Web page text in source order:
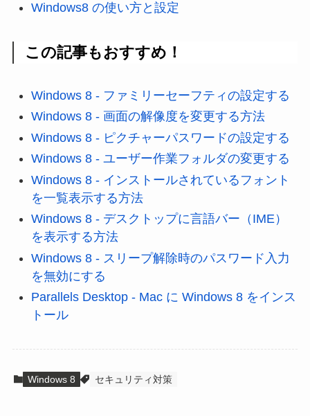
Windows8 の使い方と設定
この記事もおすすめ！
Windows 8 - ファミリーセーフティの設定する
Windows 8 - 画面の解像度を変更する方法
Windows 8 - ピクチャーパスワードの設定する
Windows 8 - ユーザー作業フォルダの変更する
Windows 8 - インストールされているフォント
を一覧表示する方法
Windows 8 - デスクトップに言語バー（IME）
を表示する方法
Windows 8 - スリープ解除時のパスワード入力
を無効にする
Parallels Desktop - Mac に Windows 8 をインス
トール
Windows 8 セキュリティ対策